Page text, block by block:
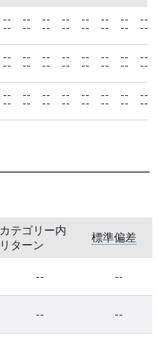
--
--
--
--
--
--
--
--
--
--
--
--
--
--
--
--
--
--
--
--
--
--
--
--
--
--
--
--
--
--
--
--
--
--
--
--
--
--
--
--
--
--
--
--
--
--
--
--
カテゴリー内
リターン
標準偏差
-- --
-- --